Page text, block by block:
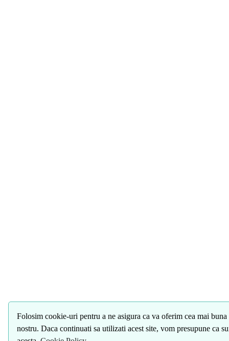
Folosim cookie-uri pentru a ne asigura ca va oferim cea mai
nostru. Daca continuati sa utilizati acest site, vom presupune ca